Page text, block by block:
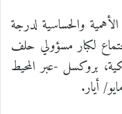
والحساسية لدرجة
لكبار مسؤولي حلف
بروكسل -عبر المحيط